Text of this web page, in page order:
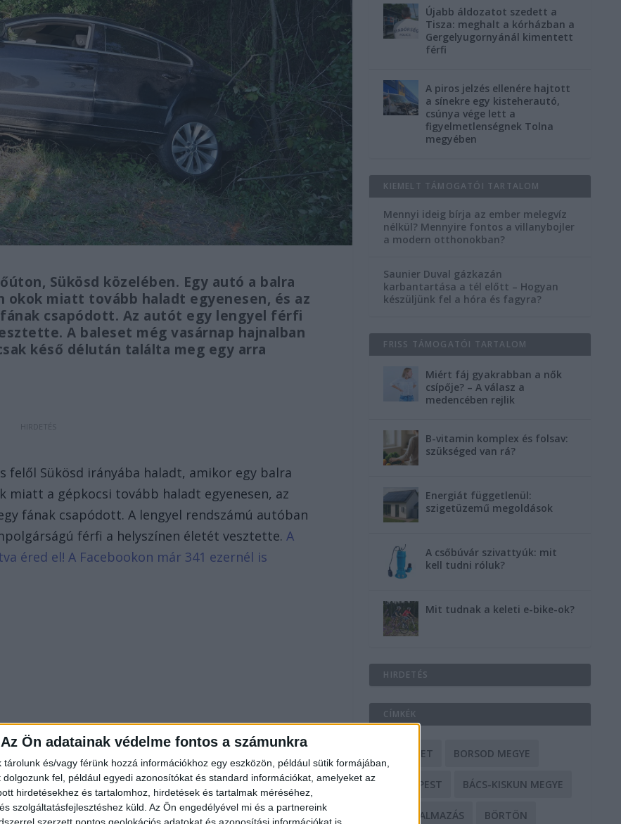
Az Ön adatainak védelme fontos a számunkra
és/vagy férünk hozzá információkhoz egy eszközön, például sütik formájában,
fel, például egyedi azonosítókat és standard információkat, amelyeket az
hirdetésekhez és tartalomhoz, hirdetések és tartalmak méréséhez,
szolgáltatásfejlesztéshez küld. Az Ön engedélyével mi és a partnereink
szerzett pontos geolokációs adatokat és azonosítási információkat is
Sükösd közelében. Egy autó a balra
miatt tovább haladt egyenesen, és az
csapódott. Az autót egy lengyel férfi
A baleset még vasárnap hajnalban
késő délután találta meg egy arra
felől Sükösd irányába haladt, amikor egy balra
miatt a gépkocsi tovább haladt egyenesen, az
fának csapódott. A lengyel rendszámú autóban
férfi a helyszínen életét vesztette.A
éred el! A Facebookon már 341 ezernél is
Újabb áldozatot szedett a
Tisza: meghalt a kórházban a
Gergelyugornyánál kimentett
férfi
A piros jelzés ellenére hajtott
a sínekre egy kisteherautó,
csúnya vége lett a
figyelmetlenségnek Tolna
megyében
KIEMELT TÁMOGATÓI TARTALOM
Mennyi ideig bírja az ember melegvíz
nélkül? Mennyire fontos a villanybojler
a modern otthonokban?
Saunier Duval gázkazán
karbantartása a tél előtt – Hogyan
készüljünk fel a hóra és fagyra?
FRISS TÁMOGATÓI TARTALOM
Miért fáj gyakrabban a nők
csípője? – A válasz a
medencében rejlik
B-vitamin komplex és folsav:
szükséged van rá?
Energiát függetlenül:
szigetüzemű megoldások
A csőbúvár szivattyúk: mit
kell tudni róluk?
Mit tudnak a keleti e-bike-ok?
HIRDETÉS
CÍMKÉK
BALESET BORSOD MEGYE
BUDAPEST BÁCS-KISKUN MEGYE
BÁNTALMAZÁS BÖRTÖN